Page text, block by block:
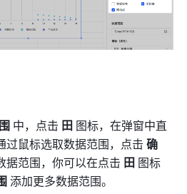
中，点击 田 图标，在弹窗中直
过鼠标选取数据范围，点击 确
据范围，你可以在点击 田 图标
添加更多数据范围。